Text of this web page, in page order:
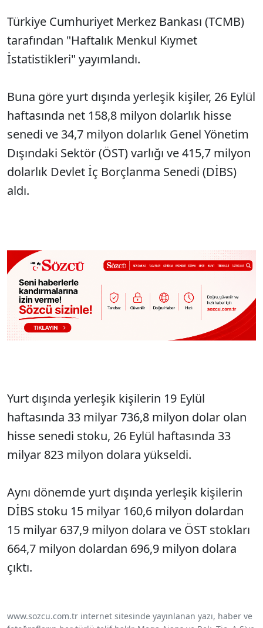
Türkiye Cumhuriyet Merkez Bankası (TCMB)
tarafından "Haftalık Menkul Kıymet
İstatistikleri" yayımlandı.
Buna göre yurt dışında yerleşik kişiler, 26 Eylül
haftasında net 158,8 milyon dolarlık hisse
senedi ve 34,7 milyon dolarlık Genel Yönetim
Dışındaki Sektör (ÖST) varlığı ve 415,7 milyon
dolarlık Devlet İç Borçlanma Senedi (DİBS)
aldı.
Yurt dışında yerleşik kişilerin 19 Eylül
haftasında 33 milyar 736,8 milyon dolar olan
hisse senedi stoku, 26 Eylül haftasında 33
milyar 823 milyon dolara yükseldi.
Aynı dönemde yurt dışında yerleşik kişilerin
DİBS stoku 15 milyar 160,6 milyon dolardan
15 milyar 637,9 milyon dolara ve ÖST stokları
664,7 milyon dolardan 696,9 milyon dolara
çıktı.
www.sozcu.com.tr internet sitesinde yayınlanan yazı, haber ve